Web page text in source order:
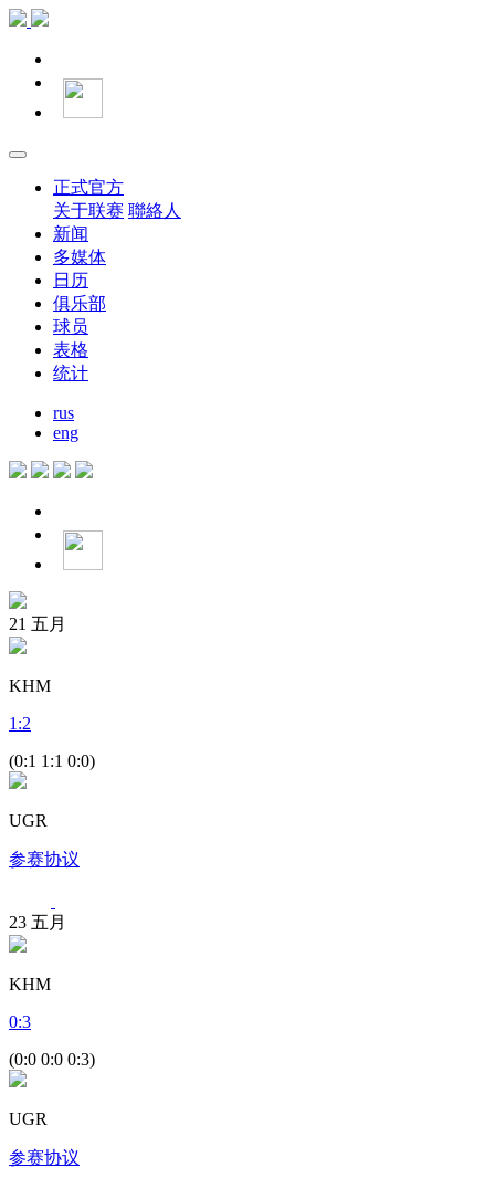
正式官方
关于联赛 聯絡人
新闻
多媒体
日历
俱乐部
球员
表格
统计
rus
eng
21 五月
KHM
1 :2
(0:1 1:1 0:0)
UGR
参赛协议
23 五月
KHM
0:3
(0:0 0:0 0:3)
UGR
参赛协议